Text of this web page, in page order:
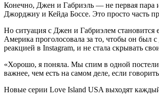
Конечно, Джен и Габриэль — не первая пара
Джорджиу и Кейда Боссе. Это просто часть
Но ситуация с Джен и Габриэлем становится
Америка проголосовала за то, чтобы он был
реакцией в Instagram, и не стала скрывать
«Хорошо, я поняла. Мы спим в одной
важнее, чем есть на самом деле, если
Новые серии Love Island USA выходят